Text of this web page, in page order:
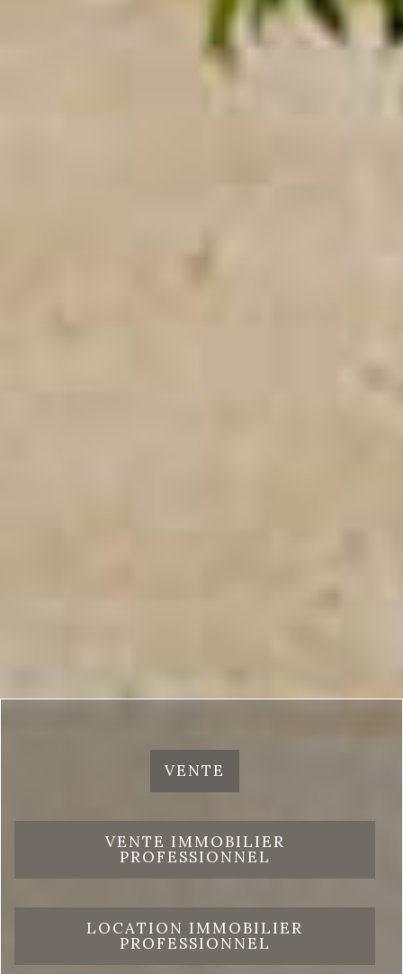
VENTE
VENTE IMMOBILIER
PROFESSIONNEL
LOCATION IMMOBILIER
PROFESSIONNEL